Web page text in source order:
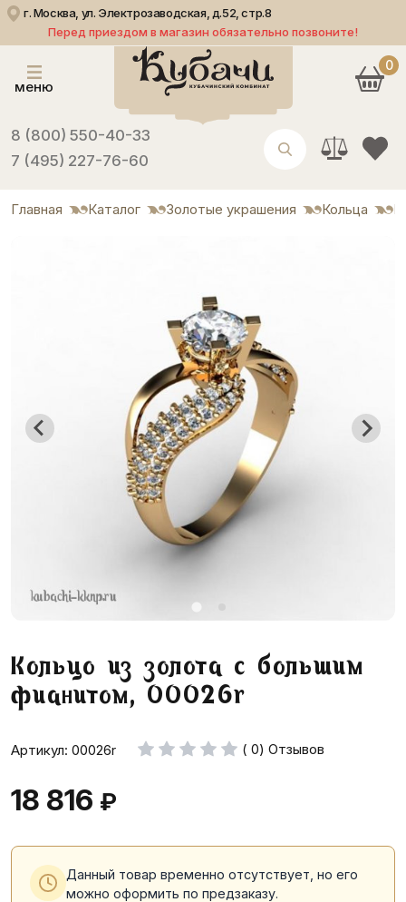
г. Москва, ул. Электрозаводская, д.52, стр.8
Перед приездом в магазин обязательно позвоните!
меню
8 (800) 550-40-33
7 (495) 227-76-60
0
Главная Каталог Золотые украшения Кольца
Кольцо из золота с большим
фианитом, 00026r
Артикул: 00026r ( 0) Отзывов
18 816 ₽
Данный товар временно отсутствует, но его
можно оформить по предзаказу.